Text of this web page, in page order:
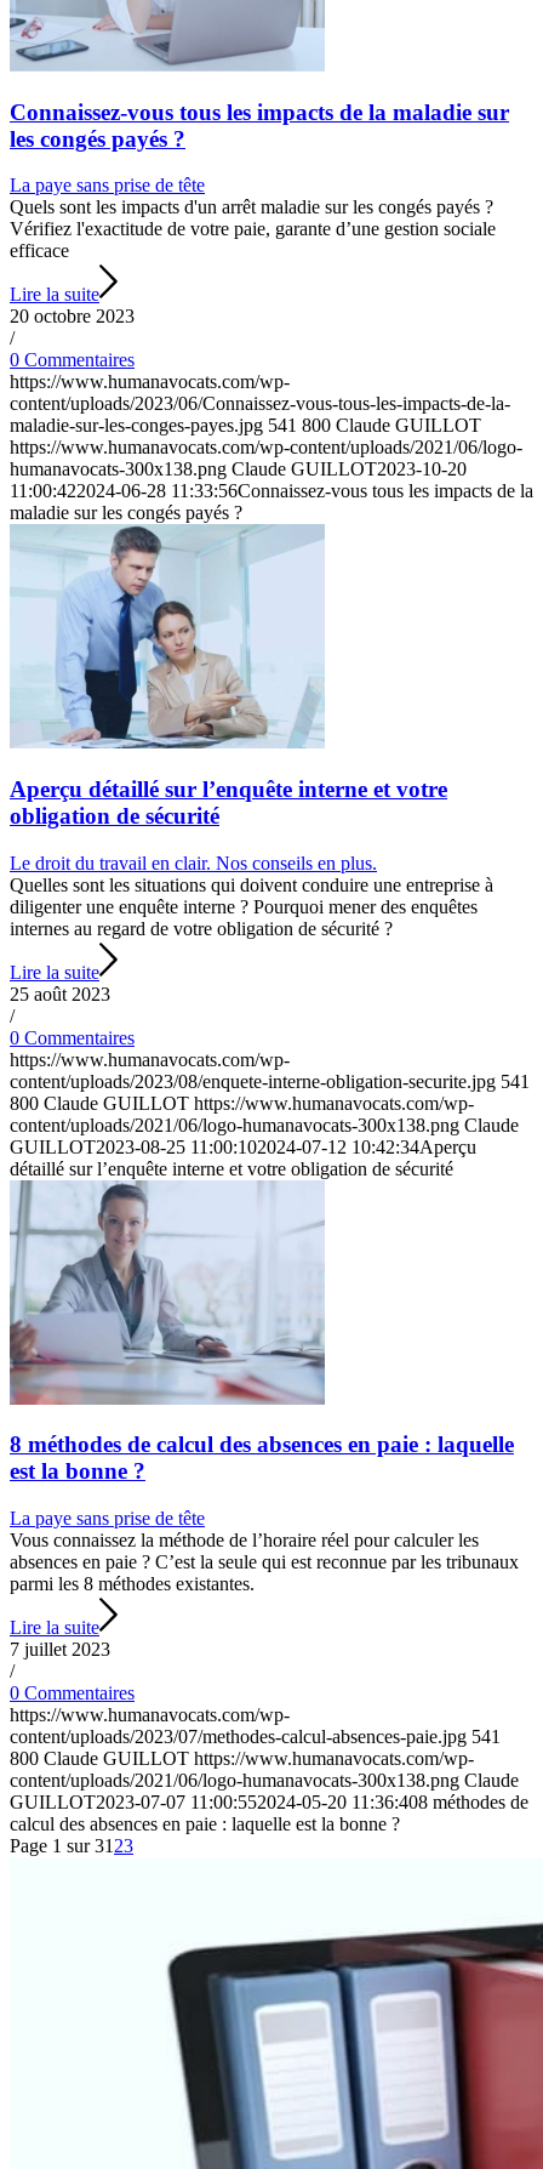
Connaissez-vous tous les impacts de la maladie sur
les congés payés ?
La paye sans prise de tête
Quels sont les impacts d'un arrêt maladie sur les congés payés ?
Vérifiez l'exactitude de votre paie, garante d’une gestion sociale
efficace
Lire la suite
20 octobre 2023
/
0 Commentaires
https://www.humanavocats.com/wp-
content/uploads/2023/06/Connaissez-vous-tous-les-impacts-de-la-
maladie-sur-les-conges-payes.jpg 541 800 Claude GUILLOT
https://www.humanavocats.com/wp-content/uploads/2021/06/logo-
humanavocats-300x138.png Claude GUILLOT2023-10-20
11:00:422024-06-28 11:33:56Connaissez-vous tous les impacts de la
maladie sur les congés payés ?
Aperçu détaillé sur l’enquête interne et votre
obligation de sécurité
Le droit du travail en clair. Nos conseils en plus.
Quelles sont les situations qui doivent conduire une entreprise à
diligenter une enquête interne ? Pourquoi mener des enquêtes
internes au regard de votre obligation de sécurité ?
Lire la suite
25 août 2023
/
0 Commentaires
https://www.humanavocats.com/wp-
content/uploads/2023/08/enquete-interne-obligation-securite.jpg 541
800 Claude GUILLOT https://www.humanavocats.com/wp-
content/uploads/2021/06/logo-humanavocats-300x138.png Claude
GUILLOT2023-08-25 11:00:102024-07-12 10:42:34Aperçu
détaillé sur l’enquête interne et votre obligation de sécurité
8 méthodes de calcul des absences en paie : laquelle
est la bonne ?
La paye sans prise de tête
Vous connaissez la méthode de l’horaire réel pour calculer les
absences en paie ? C’est la seule qui est reconnue par les tribunaux
parmi les 8 méthodes existantes.
Lire la suite
7 juillet 2023
/
0 Commentaires
https://www.humanavocats.com/wp-
content/uploads/2023/07/methodes-calcul-absences-paie.jpg 541
800 Claude GUILLOT https://www.humanavocats.com/wp-
content/uploads/2021/06/logo-humanavocats-300x138.png Claude
GUILLOT2023-07-07 11:00:552024-05-20 11:36:408 méthodes de
calcul des absences en paie : laquelle est la bonne ?
Page 1 sur 31 23